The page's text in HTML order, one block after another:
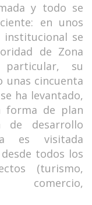
y todo se
en unos
institucional se
de Zona
su
unas cincuenta
ha levantado,
forma de plan
de desarrollo
es visitada
todos los
(turismo,
comercio,